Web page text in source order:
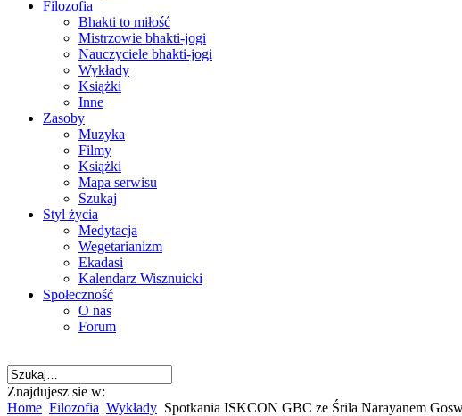
Filozofia
Bhakti to miłość
Mistrzowie bhakti-jogi
Nauczyciele bhakti-jogi
Wykłady
Książki
Inne
Zasoby
Muzyka
Filmy
Książki
Mapa serwisu
Szukaj
Styl życia
Medytacja
Wegetarianizm
Ekadasi
Kalendarz Wisznuicki
Społeczność
O nas
Forum
Znajdujesz sie w:
Home Filozofia Wykłady Spotkania ISKCON GBC ze Śrila Narayanem